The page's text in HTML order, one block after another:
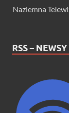
Naziemna
RSS –